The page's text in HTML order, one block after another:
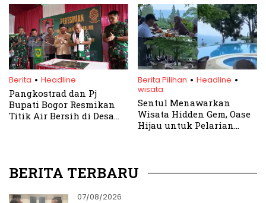
Strateginya
Berita . Headline
Pangkostrad dan Pj
Bupati Bogor Resmikan
Titik Air Bersih di Desa
Berita Pilihan . Headline .
wisata
Sentul Menawarkan
Wisata Hidden Gem, Oase
Hijau untuk Pelarian
BERITA TERBARU
07/08/2026